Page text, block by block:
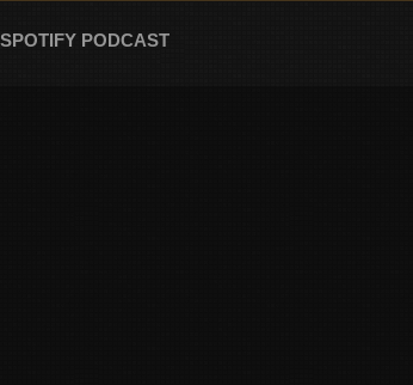
SPOTIFY PODCAST